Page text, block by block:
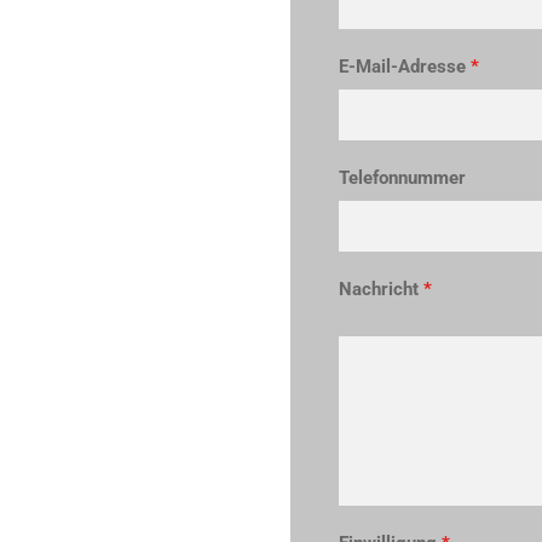
E-Mail-Adresse *
Telefonnummer
Nachricht *